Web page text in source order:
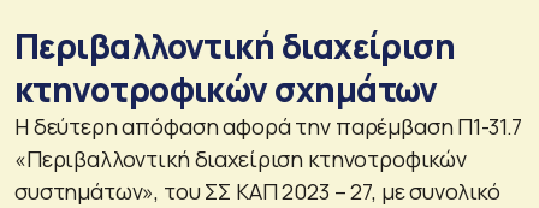
Περιβαλλοντική διαχείριση
κτηνοτροφικών σχημάτων
Η δεύτερη απόφαση αφορά την παρέμβαση Π1-31.7
«Περιβαλλοντική διαχείριση κτηνοτροφικών
συστημάτων», του ΣΣ ΚΑΠ 2023 – 27, με συνολικό